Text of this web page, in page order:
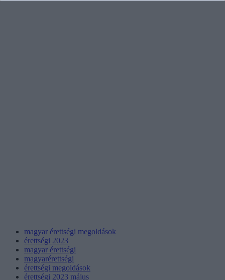
magyar érettségi megoldások
érettségi 2023
magyar érettségi
magyarérettségi
érettségi megoldások
érettségi 2023 május